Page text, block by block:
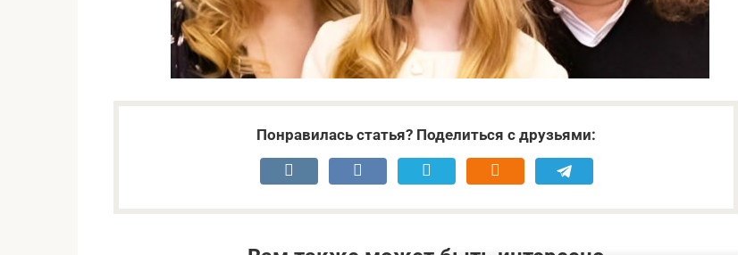
Понравилась статья? Поделиться с друзьями: